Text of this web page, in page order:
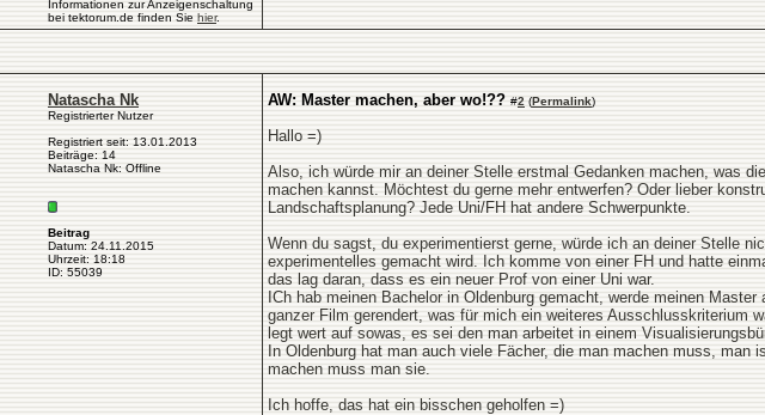
Informationen zur Anzeigenschaltung
bei tektorum.de finden Sie hier.
Natascha Nk
Registrierter Nutzer
Registriert seit: 13.01.2013
Beiträge: 14
Natascha Nk: Offline
Beitrag
Datum: 24.11.2015
Uhrzeit: 18:18
ID: 55039
AW: Master machen, aber wo!?? #2 (Permalink)
Hallo =)
Also, ich würde mir an deiner Stelle erstmal Gedanken machen, was
machen kannst. Möchtest du gerne mehr entwerfen? Oder lieber
Landschaftsplanung? Jede Uni/FH hat andere Schwerpunkte.
Wenn du sagst, du experimentierst gerne, würde ich an deiner Stelle
experimentelles gemacht wird. Ich komme von einer FH und hatte
das lag daran, dass es ein neuer Prof von einer Uni war.
ICh hab meinen Bachelor in Oldenburg gemacht, werde meinen
ganzer Film gerendert, was für mich ein weiteres Ausschlusskriterium
legt wert auf sowas, es sei den man arbeitet in einem
In Oldenburg hat man auch viele Fächer, die man machen muss,
machen muss man sie.
Ich hoffe, das hat ein bisschen geholfen =)